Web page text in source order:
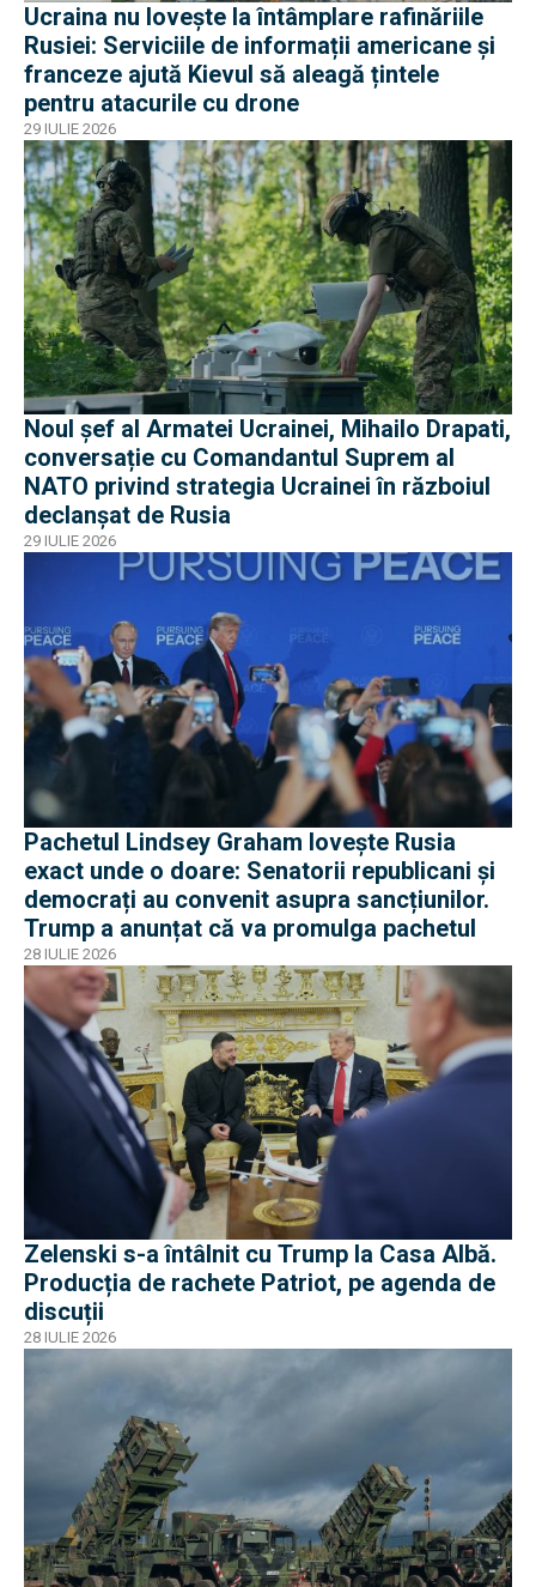
Ucraina nu lovește la întâmplare rafinăriile
Rusiei: Serviciile de informații americane și
franceze ajută Kievul să aleagă țintele
pentru atacurile cu drone
29 IULIE 2026
Noul șef al Armatei Ucrainei, Mihailo Drapati,
conversație cu Comandantul Suprem al
NATO privind strategia Ucrainei în războiul
declanșat de Rusia
29 IULIE 2026
Pachetul Lindsey Graham lovește Rusia
exact unde o doare: Senatorii republicani și
democrați au convenit asupra sancțiunilor.
Trump a anunțat că va promulga pachetul
28 IULIE 2026
Zelenski s-a întâlnit cu Trump la Casa Albă.
Producția de rachete Patriot, pe agenda de
discuții
28 IULIE 2026